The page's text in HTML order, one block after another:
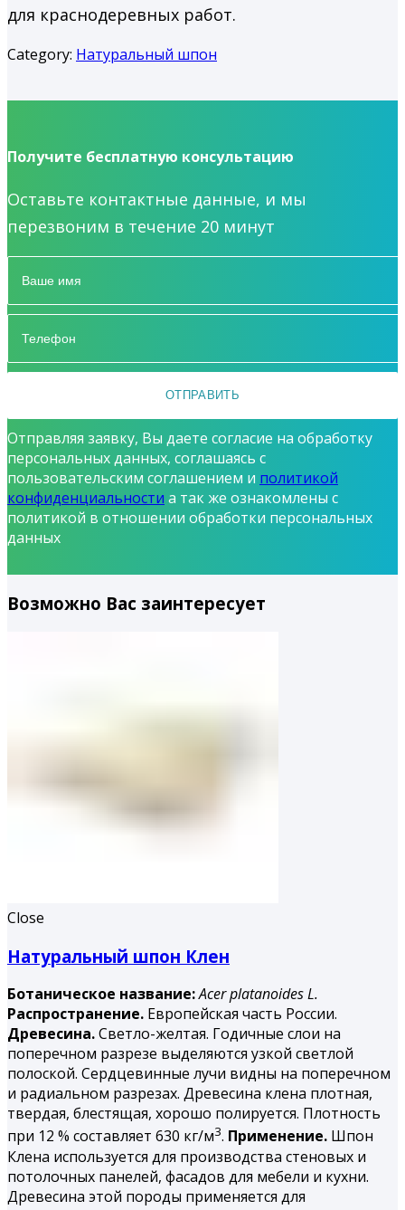
для краснодеревных работ.
Category: Натуральный шпон
Получите бесплатную консультацию
Оставьте контактные данные, и мы
перезвоним в течение 20 минут
Отправляя заявку, Вы даете согласие на обработку
персональных данных, соглашаясь с
пользовательским соглашением и политикой
конфиденциальности а так же ознакомлены с
политикой в отношении обработки персональных
данных
Возможно Вас заинтересует
Close
Натуральный шпон Клен
Ботаническое название:Acer platanoides L.
Распространение. Европейская часть России.
Древесина.Светло-желтая. Годичные слои на
поперечном разрезе выделяются узкой светлой
полоской. Сердцевинные лучи видны на поперечном
и радиальном разрезах. Древесина клена плотная,
твердая, блестящая, хорошо полируется. Плотность
при 12 % составляет 630 кг/м3. Применение. Шпон
Клена используется для производства стеновых и
потолочных панелей, фасадов для мебели и кухни.
Древесина этой породы применяется для